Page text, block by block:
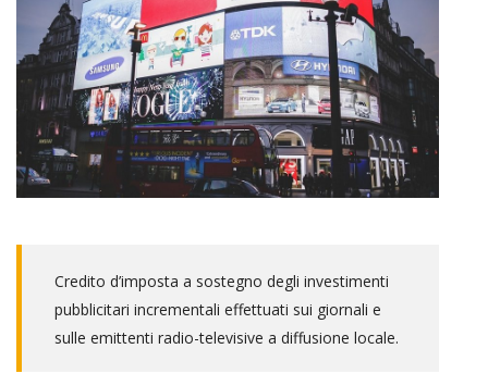
Credito d’imposta a sostegno degli investimenti
pubblicitari incrementali effettuati sui giornali e
sulle emittenti radio-televisive a diffusione locale.